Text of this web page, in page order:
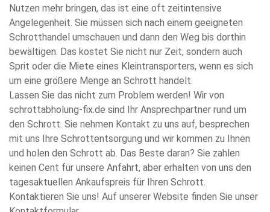
Nutzen mehr bringen, das ist eine oft zeitintensive
Angelegenheit. Sie müssen sich nach einem geeigneten
Schrotthandel umschauen und dann den Weg bis dorthin
bewältigen. Das kostet Sie nicht nur Zeit, sondern auch
Sprit oder die Miete eines Kleintransporters, wenn es sich
um eine größere Menge an Schrott handelt.
Lassen Sie das nicht zum Problem werden! Wir von
schrottabholung-fix.de sind Ihr Ansprechpartner rund um
den Schrott. Sie nehmen Kontakt zu uns auf, besprechen
mit uns Ihre Schrottentsorgung und wir kommen zu Ihnen
und holen den Schrott ab. Das Beste daran? Sie zahlen
keinen Cent für unsere Anfahrt, aber erhalten von uns den
tagesaktuellen Ankaufspreis für Ihren Schrott.
Kontaktieren Sie uns! Auf unserer Website finden Sie unser